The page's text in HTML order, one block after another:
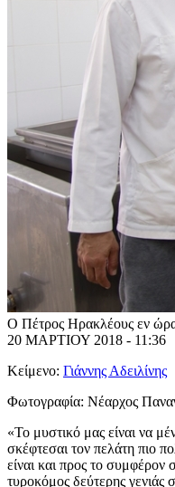
Ο Πέτρος Ηρακλέους εν
20 ΜΑΡΤΙΟΥ 2018 - 11:36
Κείμενο: Γιάννης Αδειλίνης
Φωτογραφία: Νέαρχος
«Το μυστικό μας είναι να
σκέφτεσαι τον πελάτη πιο
είναι και προς το
τυροκόμος δεύτερης